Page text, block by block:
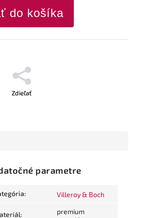
do košíka
Zdieľať
parametre
: Villeroy & Boch
:
premium